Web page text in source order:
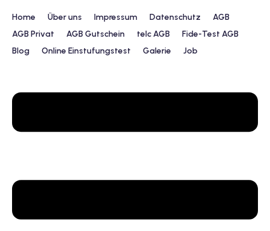
Home Über uns Impressum Datenschutz
AGB
AGB Privat
AGB Gutschein telc AGB
Fide-Test AGB
Blog
Online Einstufungstest Galerie Job
Englisch